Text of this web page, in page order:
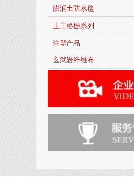
膨润土防水毯
土工格栅系列
注塑产品
玄武岩纤维布